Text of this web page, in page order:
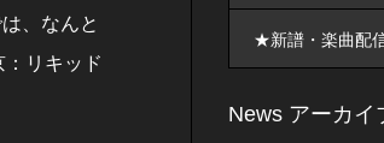
、なんと
リキッド
★新譜・楽曲配
News アーカイ